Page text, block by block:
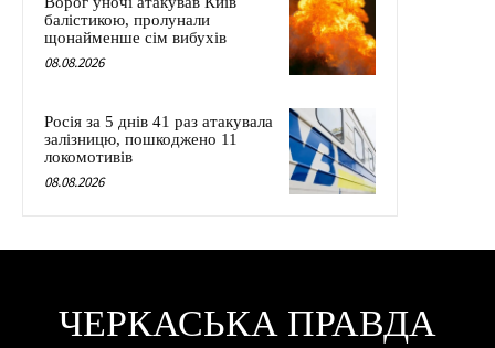
балістикою, пролунали
щонайменше сім вибухів
08.08.2026
Росія за 5 днів 41 раз атакувала
залізницю, пошкоджено 11
локомотивів
08.08.2026
ЧЕРКАСЬКА ПРАВДА